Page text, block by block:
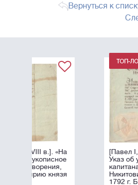
Вернуться к
[Павел I, Екатерина II,
Указ об увольнении в
капитана 1-го ранга
Никитовича Хомутова. 2
1792 г. Бумага, ...